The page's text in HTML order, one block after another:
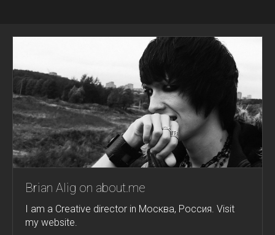
Brian Alig on about.me
I am a Creative director in Москва, Россия. Visit
my website.